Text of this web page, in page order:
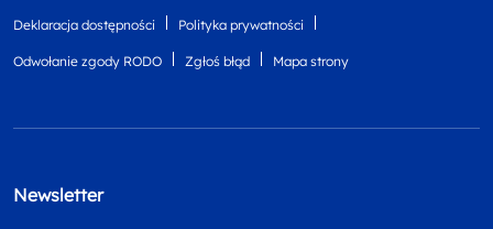
Deklaracja dostępności Polityka prywatności
Odwołanie zgody RODO Zgłoś błąd Mapa strony
Newsletter